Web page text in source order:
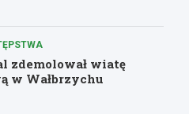
zdemolował wiatę
w Wałbrzychu